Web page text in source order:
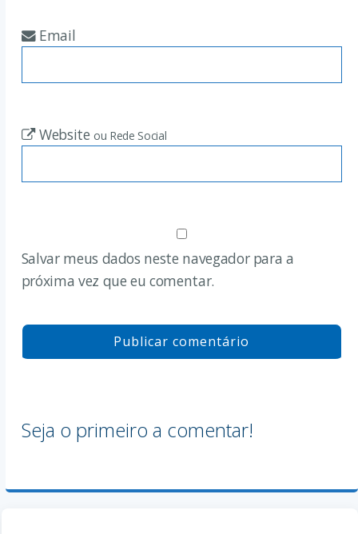
Email
Website ou Rede Social
Salvar meus dados neste navegador para a
próxima vez que eu comentar.
Seja o primeiro a comentar!